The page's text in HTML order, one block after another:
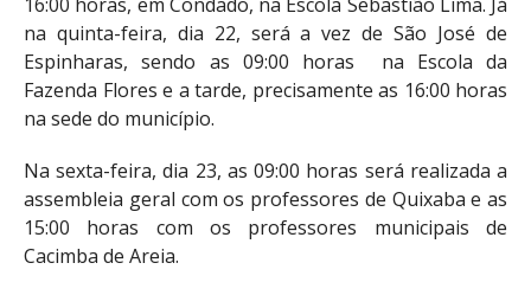
na quinta-feira, dia 22, será a vez de São José de
Espinharas, sendo as 09:00 horas na Escola da
Fazenda Flores e a tarde, precisamente as 16:00 horas
na sede do município.
Na sexta-feira, dia 23, as 09:00 horas será realizada a
assembleia geral com os professores de Quixaba e as
15:00 horas com os professores municipais de
Cacimba de Areia.